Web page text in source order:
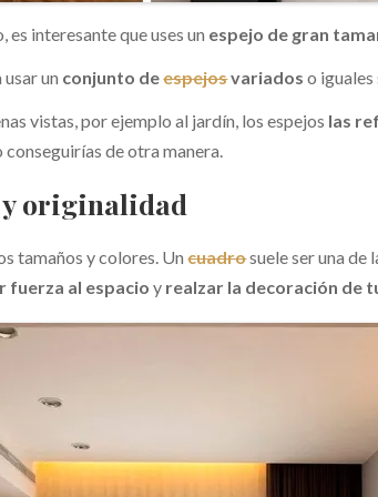
es interesante que uses un espejo de gran
un conjunto deespejosvariados o
vistas, por ejemplo al jardín, los espejos las
conseguirías de otra manera.
originalidad
tamaños y colores. Uncuadrosuele ser una de
fuerza al espacioy realzar la decoración de